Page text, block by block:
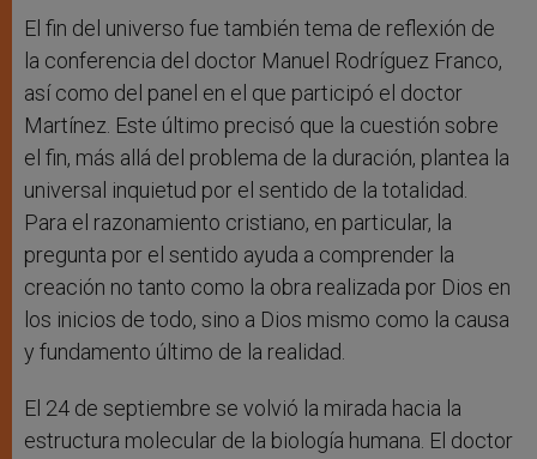
El fin del universo fue también tema de reflexión de
la conferencia del doctor Manuel Rodríguez Franco,
así como del panel en el que participó el doctor
Martínez. Este último precisó que la cuestión sobre
el fin, más allá del problema de la duración, plantea la
universal inquietud por el sentido de la totalidad.
Para el razonamiento cristiano, en particular, la
pregunta por el sentido ayuda a comprender la
creación no tanto como la obra realizada por Dios en
los inicios de todo, sino a Dios mismo como la causa
y fundamento último de la realidad.
El 24 de septiembre se volvió la mirada hacia la
estructura molecular de la biología humana. El doctor